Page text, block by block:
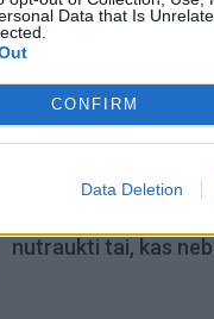
Data that Is
CONFIRM
Data Deletion
Aiškiaregės
pabaigą Ukrainoje
nutraukti tai, kas